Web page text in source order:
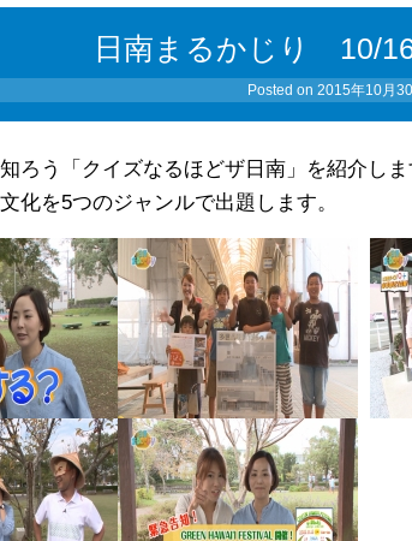
日南まるかじり 10/
Posted on 2015年10月
ろう「クイズなるほどザ日南」を紹介しま
化を5つのジャンルで出題します。